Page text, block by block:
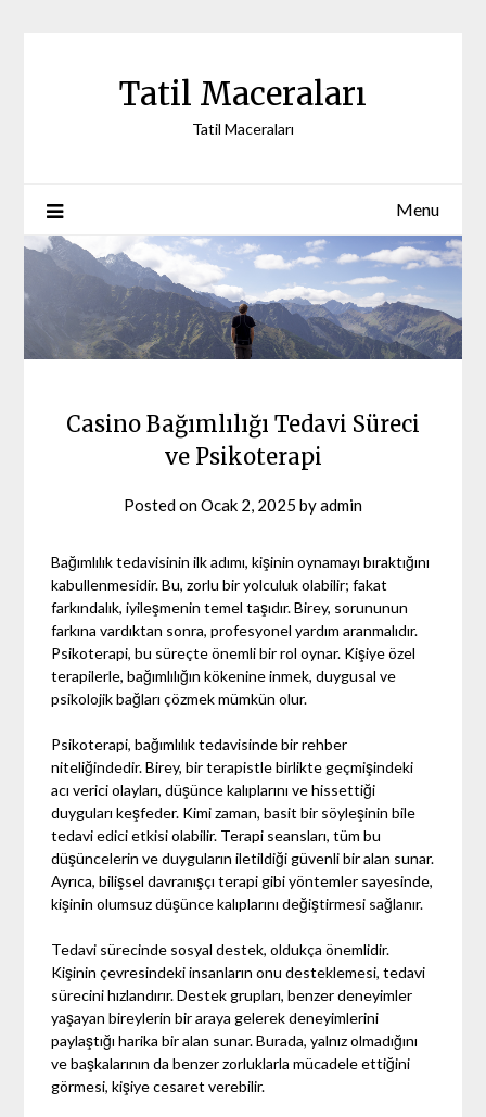
Tatil Maceraları
Tatil Maceraları
Menu
Casino Bağımlılığı Tedavi Süreci
ve Psikoterapi
Posted onOcak 2, 2025 byadmin
Bağımlılık tedavisinin ilk adımı, kişinin oynamayı bıraktığını
kabullenmesidir. Bu, zorlu bir yolculuk olabilir; fakat
farkındalık, iyileşmenin temel taşıdır. Birey, sorununun
farkına vardıktan sonra, profesyonel yardım aranmalıdır.
Psikoterapi, bu süreçte önemli bir rol oynar. Kişiye özel
terapilerle, bağımlılığın kökenine inmek, duygusal ve
psikolojik bağları çözmek mümkün olur.
Psikoterapi, bağımlılık tedavisinde bir rehber
niteliğindedir. Birey, bir terapistle birlikte geçmişindeki
acı verici olayları, düşünce kalıplarını ve hissettiği
duyguları keşfeder. Kimi zaman, basit bir söyleşinin bile
tedavi edici etkisi olabilir. Terapi seansları, tüm bu
düşüncelerin ve duyguların iletildiği güvenli bir alan sunar.
Ayrıca, bilişsel davranışçı terapi gibi yöntemler sayesinde,
kişinin olumsuz düşünce kalıplarını değiştirmesi sağlanır.
Tedavi sürecinde sosyal destek, oldukça önemlidir.
Kişinin çevresindeki insanların onu desteklemesi, tedavi
sürecini hızlandırır. Destek grupları, benzer deneyimler
yaşayan bireylerin bir araya gelerek deneyimlerini
paylaştığı harika bir alan sunar. Burada, yalnız olmadığını
ve başkalarının da benzer zorluklarla mücadele ettiğini
görmesi, kişiye cesaret verebilir.